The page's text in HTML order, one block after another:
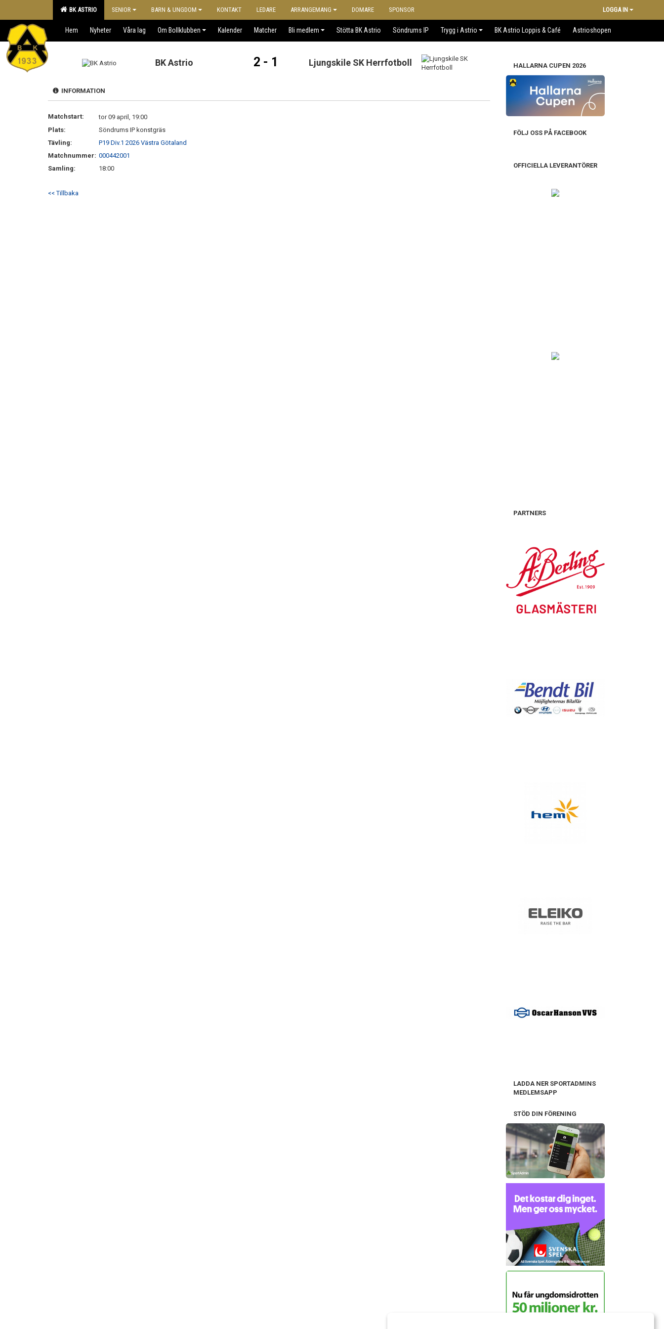
BK ASTRIO SENIOR BARN & UNGDOM KONTAKT LEDARE ARRANGEMANG DOMARE SPONSOR LOGGA IN
Hem Nyheter Våra lag Om Bollklubben Kalender Matcher Bli medlem Stötta BK Astrio Söndrums IP Trygg i Astrio BK Astrio Loppis & Café Astrioshopen
BK Astrio 2 - 1 Ljungskile SK Herrfotboll
INFORMATION
Matchstart:
tor 09 april, 19:00
Plats:
Söndrums IP konstgräs
Tävling:
P19 Div.1 2026 Västra Götaland
Matchnummer: 000442001
Samling:
18:00
<< Tillbaka
HALLARNA CUPEN 2026
FÖLJ OSS PÅ FACEBOOK
OFFICIELLA LEVERANTÖRER
PARTNERS
LADDA NER SPORTADMINS
MEDLEMSAPP
STÖD DIN FÖRENING